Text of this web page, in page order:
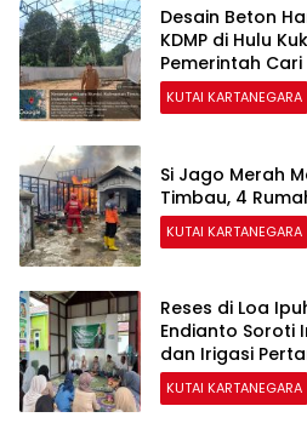
Desain Beton
KDMP di Hulu
Pemerintah Cari
KUTAI KARTANEGARA
Si Jago Merah
Timbau, 4
KUTAI KARTANEGARA
Reses di Loa
Endianto Soroti
dan Irigasi
KUTAI KARTANEGARA